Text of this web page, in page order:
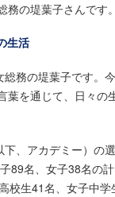
の堤葉子さんです。
生活
総務の堤葉子です。
葉を通じて、日々の
、アカデミー）の
89名、女子38名の
校生41名、女子中